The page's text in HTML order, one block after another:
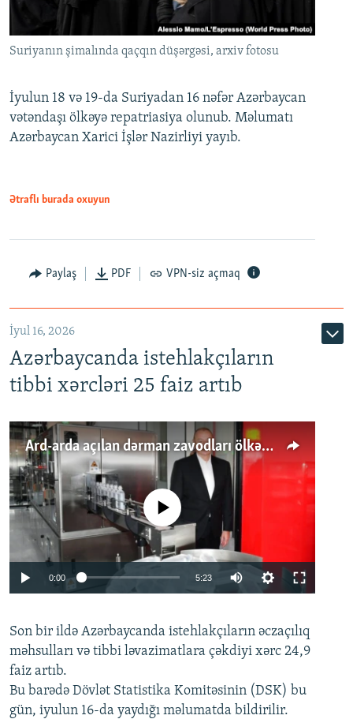
Suriyanın şimalında qaçqın düşərgəsi, arxiv fotosu
İyulun 18 və 19-da Suriyadan 16 nəfər Azərbaycan
vətəndaşı ölkəyə repatriasiya olunub. Məlumatı
Azərbaycan Xarici İşlər Nazirliyi yayıb.
Ətraflı burada oxuyun
Paylaş PDF VPN-siz açmaq
İyul 16, 2026
Azərbaycanda istehlakçıların
tibbi xərcləri 25 faiz artıb
Ard-arda açılan dərman zavodları ölkənin tələbatını ödəyirmi?
Auto 240p 360p 480p
720p 1080p
No media source currently available
0:00 5:23
360p
480p
720p
1080p
Son bir ildə Azərbaycanda istehlakçıların əczaçılıq
məhsulları və tibbi ləvazimatlara çəkdiyi xərc 24,9
faiz artıb.
Bu barədə Dövlət Statistika Komitəsinin (DSK) bu
gün, iyulun 16-da yaydığı məlumatda bildirilir.